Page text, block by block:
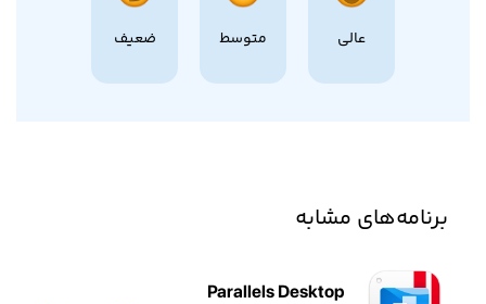
عالی متوسط ضعیف
برنامه‌های مشابه
Parallels Desktop